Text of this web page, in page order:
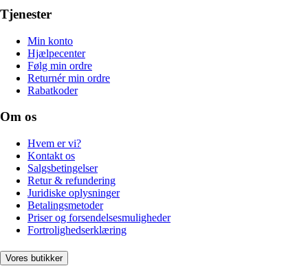
Tjenester
Min konto
Hjælpecenter
Følg min ordre
Returnér min ordre
Rabatkoder
Om os
Hvem er vi?
Kontakt os
Salgsbetingelser
Retur & refundering
Juridiske oplysninger
Betalingsmetoder
Priser og forsendelsesmuligheder
Fortrolighedserklæring
Vores butikker